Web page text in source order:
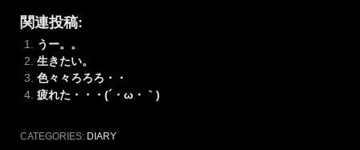
関連投稿:
うー。。
生きたい。
色々々ろろろ・・
疲れた・・・(´・ω・｀)
CATEGORIES: DIARY